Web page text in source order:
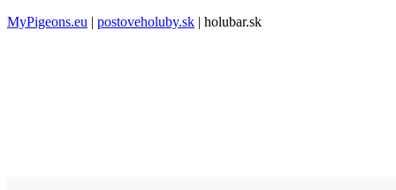
MyPigeons.eu | postoveholuby.sk | holubar.sk